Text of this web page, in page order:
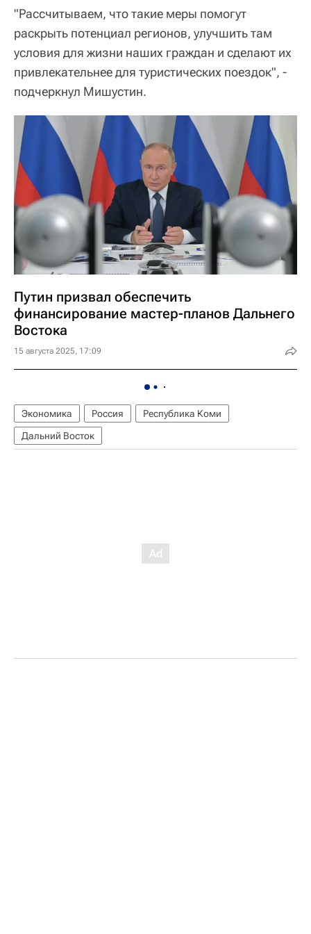
"Рассчитываем, что такие меры помогут
раскрыть потенциал регионов, улучшить там
условия для жизни наших граждан и сделают их
привлекательнее для туристических поездок", -
подчеркнул Мишустин.
Путин призвал обеспечить
финансирование мастер-планов Дальнего
Востока
15 августа 2025, 17:09
Экономика Россия
Республика Коми
Дальний Восток